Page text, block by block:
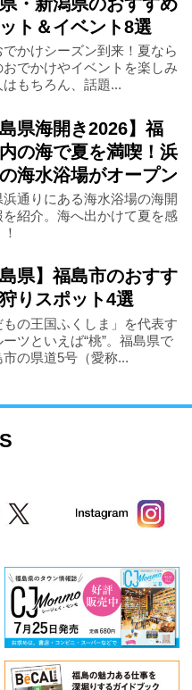
ト＆イベント8選
でかけシーズン到来！夏なら
おでかけやイベントを楽しみ
はもちろん、話題...
島県海開き2026】福
の海で夏を満喫！浜
海水浴場がオープン
浜通りにある海水浴場の海開
を紹介。海へ出かけて夏を感
島県】福島市のおすす
りスポット4選
もの王国ふくしま」を代表す
ーツといえば“桃”。福島県で
市の県道5号（愛称...